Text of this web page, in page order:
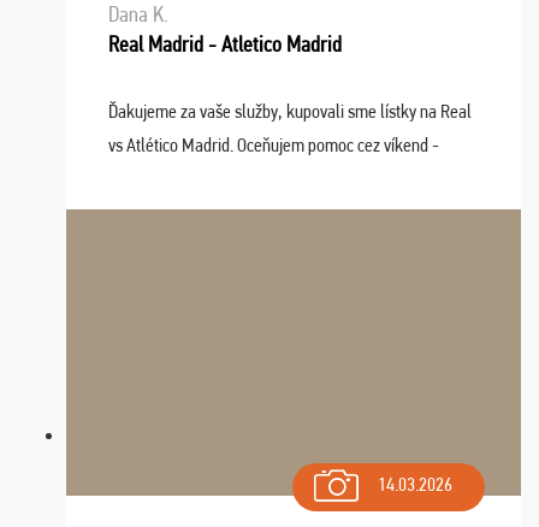
Dana K.
Real Madrid - Atletico Madrid
Ďakujeme za vaše služby, kupovali sme lístky na Real
vs Atlético Madrid. Oceňujem pomoc cez víkend -
spokojnosti. Sedenie bolo dobré, štadión Barnabéu ...
14.03.2026